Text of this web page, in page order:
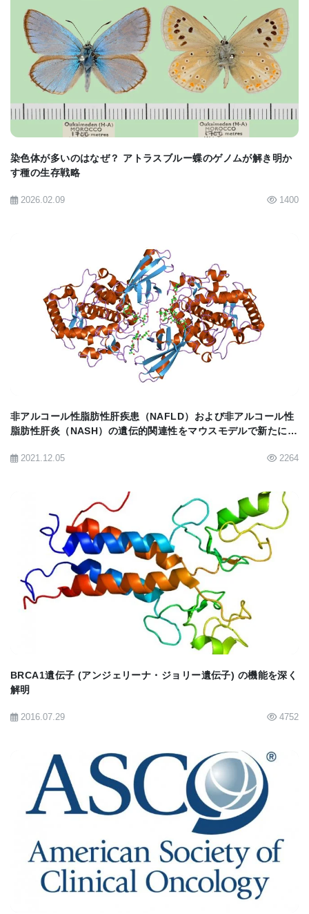
細胞核中のDNAは両親から受け継がれるが、ミトコ
ンドリアは精細胞ではなく、卵母細胞経由でのみ子
供に受け継がれるため、ミトコンドリアDNAは母親
の遺伝子に限られている。細胞中のミトコンドリア
の無数にあるDNA分子は互いに無関係に突然変異
し、mtDNA分子は正常なものも損傷を受けたものも
次の世代に受け継がれる。
た。母親からmtDNAの突然変異を受け継いだマウス
は、欠陥を受け継いでいないマウスに比べて早死に
しただけでなく、体質量が減ったり、オスの繁殖力
が減退するなどの早すぎる老化現象が起きた。それ
ばかりか、mtDNAの突然変異を受け継いだマウスは
心筋疾患を発症しやすくなっていた。
は老化を速めるだけでなく、成長を損なうものだっ
げていた。研究チームは、先天的なmtDNAの欠陥と
後天的なmtDNAの欠陥が合わさり、最終的に臨界量
に達するものと結論した。
Dr. Larssonは、「私たちの研究結果は老化のプロセ
スを解明し、また老化ではミトコンドリアが重要な
役割を果たしていることが示されている。また、突
然変異の数を減らすことも重要であることが明らか
になった」と述べている。ただし、ライフスタイル
などによって、mtDNAの損傷の度合いを左右するこ
とが可能かどうかは研究を続けなければ分からない
デル生体でmtDNAの突然変異を減らすことで寿命を
延ばすことができるのかどうかというところまで研
究を続けたいとしている。
■原著へのリンクは英語版をご覧ください： A
Mother’s Mitochondrial Genes Influence Her
BIOMARKET JP
染色体が多いのはなぜ？ アトラスブルー蝶のゲノムが解き明か
す種の生存戦略
2026.02.09 1400
BIOMARKET JP
非アルコール性脂肪性肝疾患（NAFLD）および非アルコール性
脂肪性肝炎（NASH）の遺伝的関連性をマウスモデルで新たに発
2021.12.05 2264
BIOMARKET JP
BRCA1遺伝子 (アンジェリーナ・ジョリー遺伝子) の機能を深く
解明
2016.07.29 4752
BIOMARKET JP